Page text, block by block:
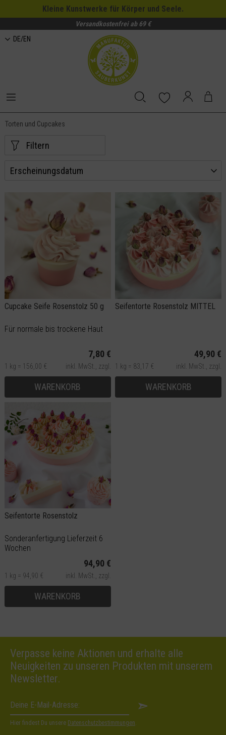
Kleine Kunstwerke für Körper und Seele.
Versandkostenfrei ab 69 €
DE/EN
Torten und Cupcakes
Filtern
Cupcake Seife Rosenstolz 50 g
Für normale bis trockene Haut
7,80 €
1 kg = 156,00 € inkl. MwSt., zzgl.
Versand
WARENKORB
Seifentorte Rosenstolz MITTEL
49,90 €
1 kg = 83,17 € inkl. MwSt., zzgl.
Versand
WARENKORB
Seifentorte Rosenstolz
Sonderanfertigung Lieferzeit 6
Wochen
94,90 €
1 kg = 94,90 € inkl. MwSt., zzgl.
Versand
WARENKORB
Verpasse keine Aktionen und erhalte alle
Neuigkeiten zu unseren Produkten mit unserem
Newsletter.
Hier findest Du unsere Datenschutzbestimmungen.